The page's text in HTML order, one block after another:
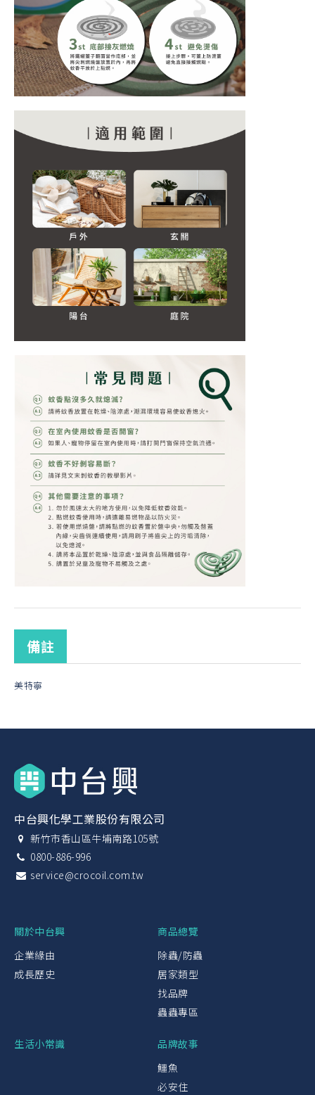
備註
美特寧
中台興化學工業股份有限公司
新竹市香山區牛埔南路105號
0800-886-996
service@crocoil.com.tw
關於中台興
企業緣由
成長歷史
商品總覽
除蟲/防蟲
居家類型
找品牌
蟲蟲專區
生活小常識
品牌故事
鱷魚
必安住